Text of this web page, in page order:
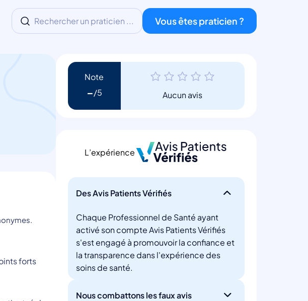
Rechercher un praticien ... Vous êtes praticien ?
forts
Note
- Aucun avis
L’expérience
Des Avis Patients Vérifiés
Chaque Professionnel de Santé ayant
activé son compte Avis Patients Vérifiés
s'est engagé à promouvoir la confiance et
la transparence dans l'expérience des
soins de santé.
Nous combattons les faux avis